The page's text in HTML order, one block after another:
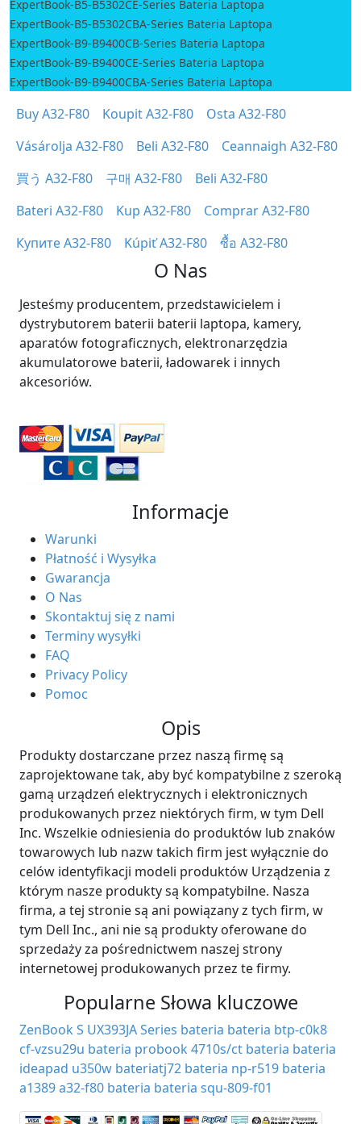
ExpertBook-B5-B5302CE-Series Bateria Laptopa
ExpertBook-B5-B5302CBA-Series Bateria Laptopa
ExpertBook-B9-B9400CB-Series Bateria Laptopa
ExpertBook-B9-B9400CE-Series Bateria Laptopa
ExpertBook-B9-B9400CBA-Series Bateria Laptopa
Buy A32-F80 Koupit A32-F80
Osta A32-F80
Vásárolja A32-F80
Beli A32-F80
Ceannaigh A32-F80
買う A32-F80
구매 A32-F80
Beli A32-F80
Bateri A32-F80
Kup A32-F80
Comprar A32-F80
Купите A32-F80
Kúpiť A32-F80 ซื้อ A32-F80
O Nas
Jesteśmy producentem, przedstawicielem i
dystrybutorem baterii baterii laptopa, kamery,
aparatów fotograficznych, elektronarzędzia
akumulatorowe baterii, ładowarek i innych
akcesoriów.
Informacje
Warunki
Płatność i Wysyłka
Gwarancja
O Nas
Skontaktuj się z nami
Terminy wysyłki
FAQ
Privacy Policy
Pomoc
Opis
Produkty dostarczane przez naszą firmę są
zaprojektowane tak, aby być kompatybilne z szeroką
gamą urządzeń elektrycznych i elektronicznych
produkowanych przez niektórych firm, w tym Dell
Inc. Wszelkie odniesienia do produktów lub znaków
towarowych lub nazw takich firm jest wyłącznie do
celów identyfikacji modeli produktów Urządzenia z
którym nasze produkty są kompatybilne. Nasza
firma, a tej stronie są ani powiązany z tych firm, w
tym Dell Inc., ani nie są produkty oferowane do
sprzedaży za pośrednictwem naszej strony
internetowej produkowanych przez te firmy.
Popularne Słowa kluczowe
ZenBook S UX393JA Series bateria bateria btp-c0k8
cf-vzsu29u bateria probook 4710s/ct bateria bateria
ideapad u350w bateriatj72 bateria np-r519 bateria
a1389a32-f80 bateria bateria squ-809-f01